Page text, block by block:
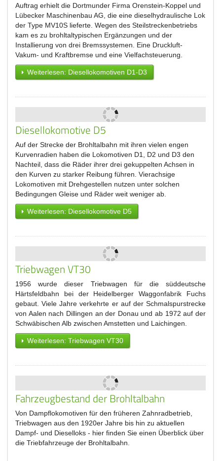
Auftrag erhielt die Dortmunder Firma Orenstein-Koppel und
Lübecker Maschinenbau AG, die eine dieselhydraulische Lok
der Type MV10S lieferte. Wegen des Steilstreckenbetriebs
kam es zu brohltaltypischen Ergänzungen und der
Installierung von drei Bremssystemen. Eine Druckluft-
Vakum- und Kraftbremse und eine Vielfachsteuerung.
Weiterlesen: Diesellokomotiven D1-D3
Diesellokomotive D5
Auf der Strecke der Brohltalbahn mit ihren vielen engen
Kurvenradien haben die Lokomotiven D1, D2 und D3 den
Nachteil, dass die Räder ihrer drei gekuppelten Achsen in
den Kurven zu starker Reibung führen. Vierachsige
Lokomotiven mit Drehgestellen nutzen unter solchen
Bedingungen Gleise und Räder weit weniger ab.
Weiterlesen: Diesellokomotive D5
Triebwagen VT30
1956 wurde dieser Triebwagen für die süddeutsche
Härtsfeldbahn bei der Heidelberger Waggonfabrik Fuchs
gebaut. Viele Jahre verkehrte er auf der Schmalspurstrecke
von Aalen nach Dillingen an der Donau und ab 1972 auf der
Schwäbischen Alb zwischen Amstetten und Laichingen.
Weiterlesen: Triebwagen VT30
Fahrzeugbestand der Brohltalbahn
Von Dampflokomotiven für den früheren Zahnradbetrieb,
Triebwagen aus den 1920er Jahre bis hin zu aktuellen
Dampf- und Dieselloks - hier finden Sie einen Überblick über
die Triebfahrzeuge der Brohltalbahn.